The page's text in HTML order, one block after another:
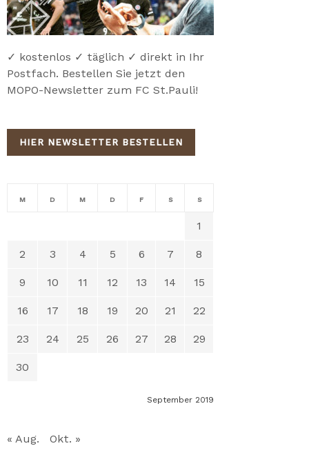
✓ kostenlos ✓ täglich ✓ direkt in Ihr
Postfach. Bestellen Sie jetzt den
MOPO-Newsletter zum FC St.Pauli!
HIER NEWSLETTER BESTELLEN
September 2019
M D M D F S S
1
2 3 4 5 6 7 8
9 10 11 12 13 14 15
16 17 18 19 20 21 22
23 24 25 26 27 28 29
30
« Aug. Okt. »